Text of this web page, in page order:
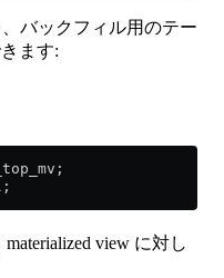
バックフィル用のテー
ます:
view に対し